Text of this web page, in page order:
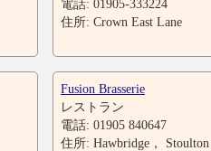
電話: 01905-333224
住所: Crown East Lane
Fusion Brasserie
レストラン
電話: 01905 840647
住所: Hawbridge， Stoulton